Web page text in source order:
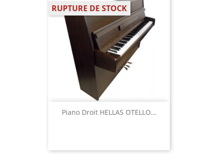
Piano Droit HELLAS OTELLO...
RUPTURE DE STOCK